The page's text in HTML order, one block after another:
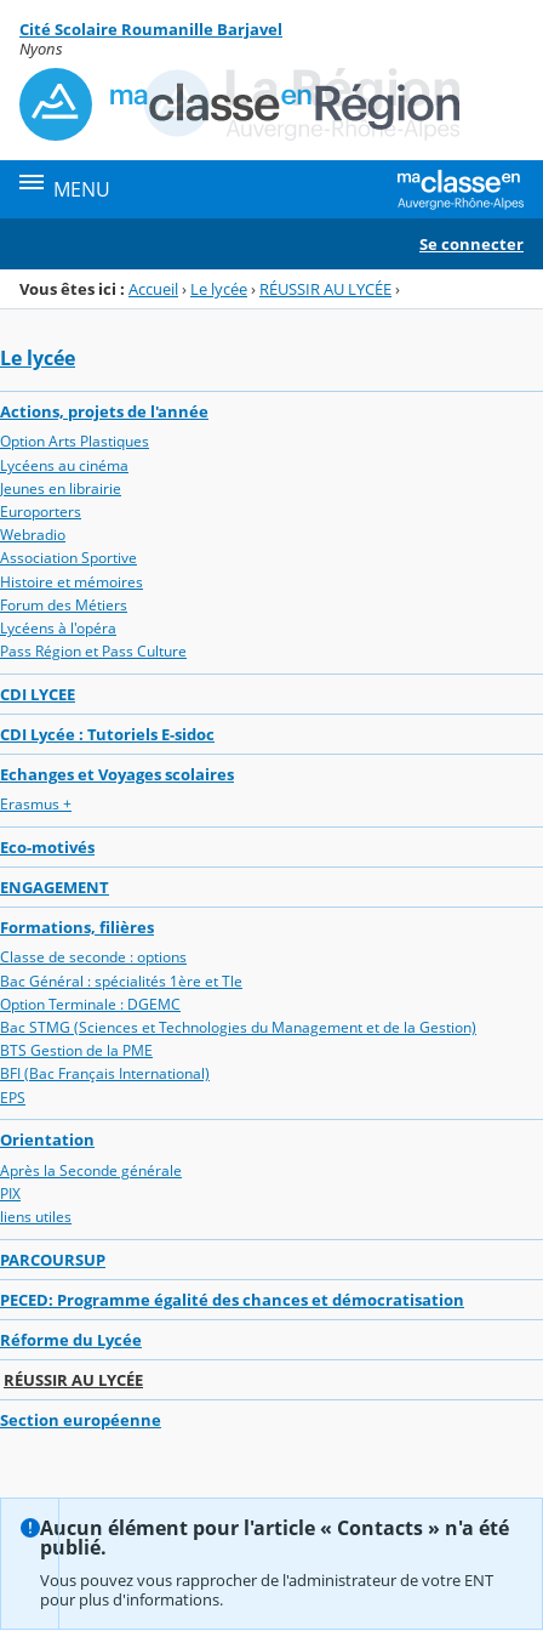
Menu de la rubrique
Contenu
Cité Scolaire Roumanille Barjavel
Nyons
MENU
Se connecter
Vous êtes ici : Accueil› Le lycée› RÉUSSIR AU LYCÉE›
Le lycée
Actions, projets de l'année
Option Arts Plastiques
Lycéens au cinéma
Jeunes en librairie
Europorters
Webradio
Association Sportive
Histoire et mémoires
Forum des Métiers
Lycéens à l'opéra
Pass Région et Pass Culture
CDI LYCEE
CDI Lycée : Tutoriels E-sidoc
Echanges et Voyages scolaires
Erasmus +
Eco-motivés
ENGAGEMENT
Formations, filières
Classe de seconde : options
Bac Général : spécialités 1ère et Tle
Option Terminale : DGEMC
Bac STMG (Sciences et Technologies du Management et de la Gestion)
BTS Gestion de la PME
BFI (Bac Français International)
EPS
Orientation
Après la Seconde générale
PIX
liens utiles
PARCOURSUP
PECED: Programme égalité des chances et démocratisation
Réforme du Lycée
RÉUSSIR AU LYCÉE
Section européenne
Aucun élément pour l'article « Contacts » n'a été
publié.
Vous pouvez vous rapprocher de l'administrateur de votre ENT
pour plus d'informations.